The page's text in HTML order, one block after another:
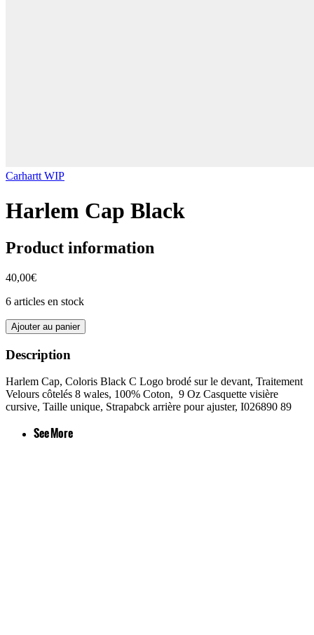
Carhartt WIP
Harlem Cap Black
Product information
40,00€
6 articles en stock
Ajouter au panier
Description
Harlem Cap, Coloris Black C Logo brodé sur le devant, Traitement
Velours côtelés 8 wales, 100% Coton, 9 Oz Casquette visière
cursive, Taille unique, Strapabck arrière pour ajuster, I026890 89
See More